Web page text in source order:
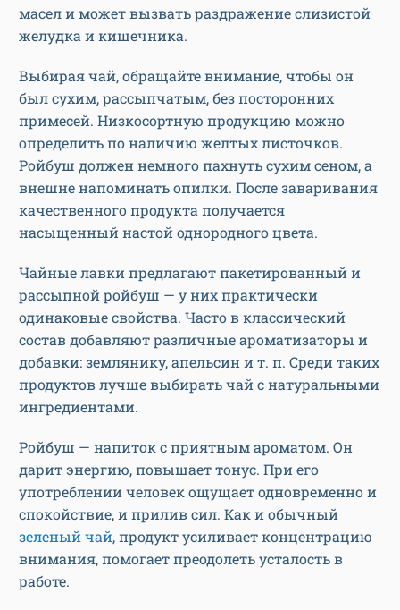
масел и может вызвать раздражение слизистой
желудка и кишечника.
Выбирая чай, обращайте внимание, чтобы он
был сухим, рассыпчатым, без посторонних
примесей. Низкосортную продукцию можно
определить по наличию желтых листочков.
Ройбуш должен немного пахнуть сухим сеном, а
внешне напоминать опилки. После заваривания
качественного продукта получается
насыщенный настой однородного цвета.
Чайные лавки предлагают пакетированный и
рассыпной ройбуш — у них практически
одинаковые свойства. Часто в классический
состав добавляют различные ароматизаторы и
добавки: землянику, апельсин и т. п. Среди таких
продуктов лучше выбирать чай с натуральными
ингредиентами.
Ройбуш — напиток с приятным ароматом. Он
дарит энергию, повышает тонус. При его
употреблении человек ощущает одновременно и
спокойствие, и прилив сил. Как и обычный
зеленый чай, продукт усиливает концентрацию
внимания, помогает преодолеть усталость в
работе.